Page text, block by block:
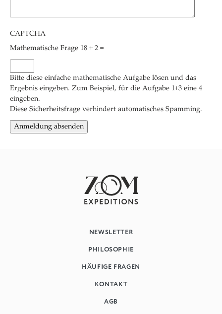
CAPTCHA
Mathematische Frage 18 + 2 =
Bitte diese einfache mathematische Aufgabe lösen und das
Ergebnis eingeben. Zum Beispiel, für die Aufgabe 1+3 eine 4
eingeben.
Diese Sicherheitsfrage verhindert automatisches Spamming.
NEWSLETTER
PHILOSOPHIE
HÄUFIGE FRAGEN
KONTAKT
AGB